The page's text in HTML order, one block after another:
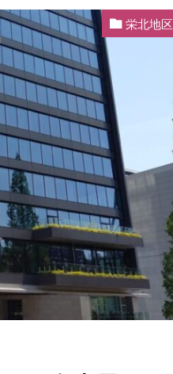
栄北地区